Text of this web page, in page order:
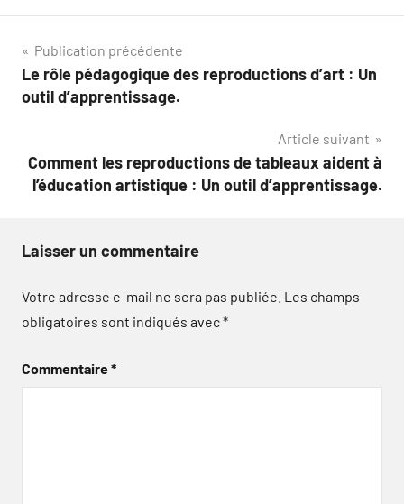
Navigation
de
Publication précédente
Le rôle pédagogique des reproductions d’art : Un
outil d’apprentissage.
Article suivant
Comment les reproductions de tableaux aident à
l’éducation artistique : Un outil d’apprentissage.
Laisser un commentaire
Votre adresse e-mail ne sera pas publiée. Les champs
obligatoires sont indiqués avec*
Commentaire*